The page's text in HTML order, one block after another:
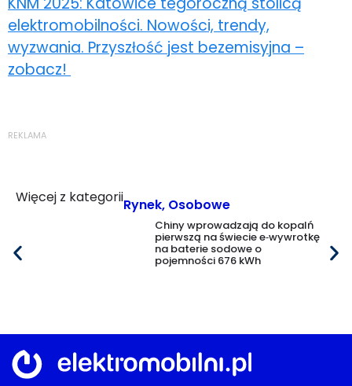
elektromobilności. Nowości, trendy,
wyzwania. Przyszłość jest bezemisyjna –
zobacz!
REKLAMA
Więcej z kategoriiRynek, Osobowe
Chiny wprowadzają do kopalń
pierwszą na świecie e‑wywrotkę
na baterie sodowe o
pojemności 676 kWh